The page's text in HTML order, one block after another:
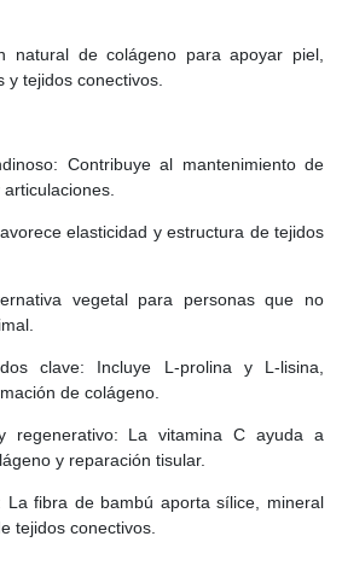
natural de colágeno para apoyar piel,
tejidos conectivos.
Contribuye al mantenimiento de
elasticidad y estructura de tejidos
vegetal para personas que no
clave: Incluye L-prolina y L-lisina,
de colágeno.
regenerativo: La vitamina C ayuda a
y reparación tisular.
fibra de bambú aporta sílice, mineral
tejidos conectivos.